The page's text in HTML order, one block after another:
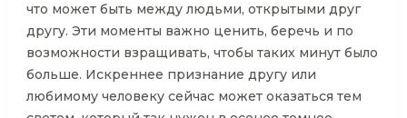
что может быть между людьми, открытыми друг
другу. Эти моменты важно ценить, беречь и по
возможности взращивать, чтобы таких минут было
больше. Искреннее признание другу или
любимому человеку сейчас может оказаться тем